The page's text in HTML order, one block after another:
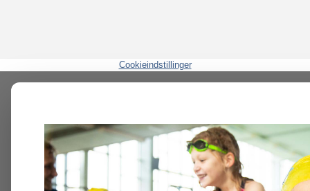
Cookieindstillinger